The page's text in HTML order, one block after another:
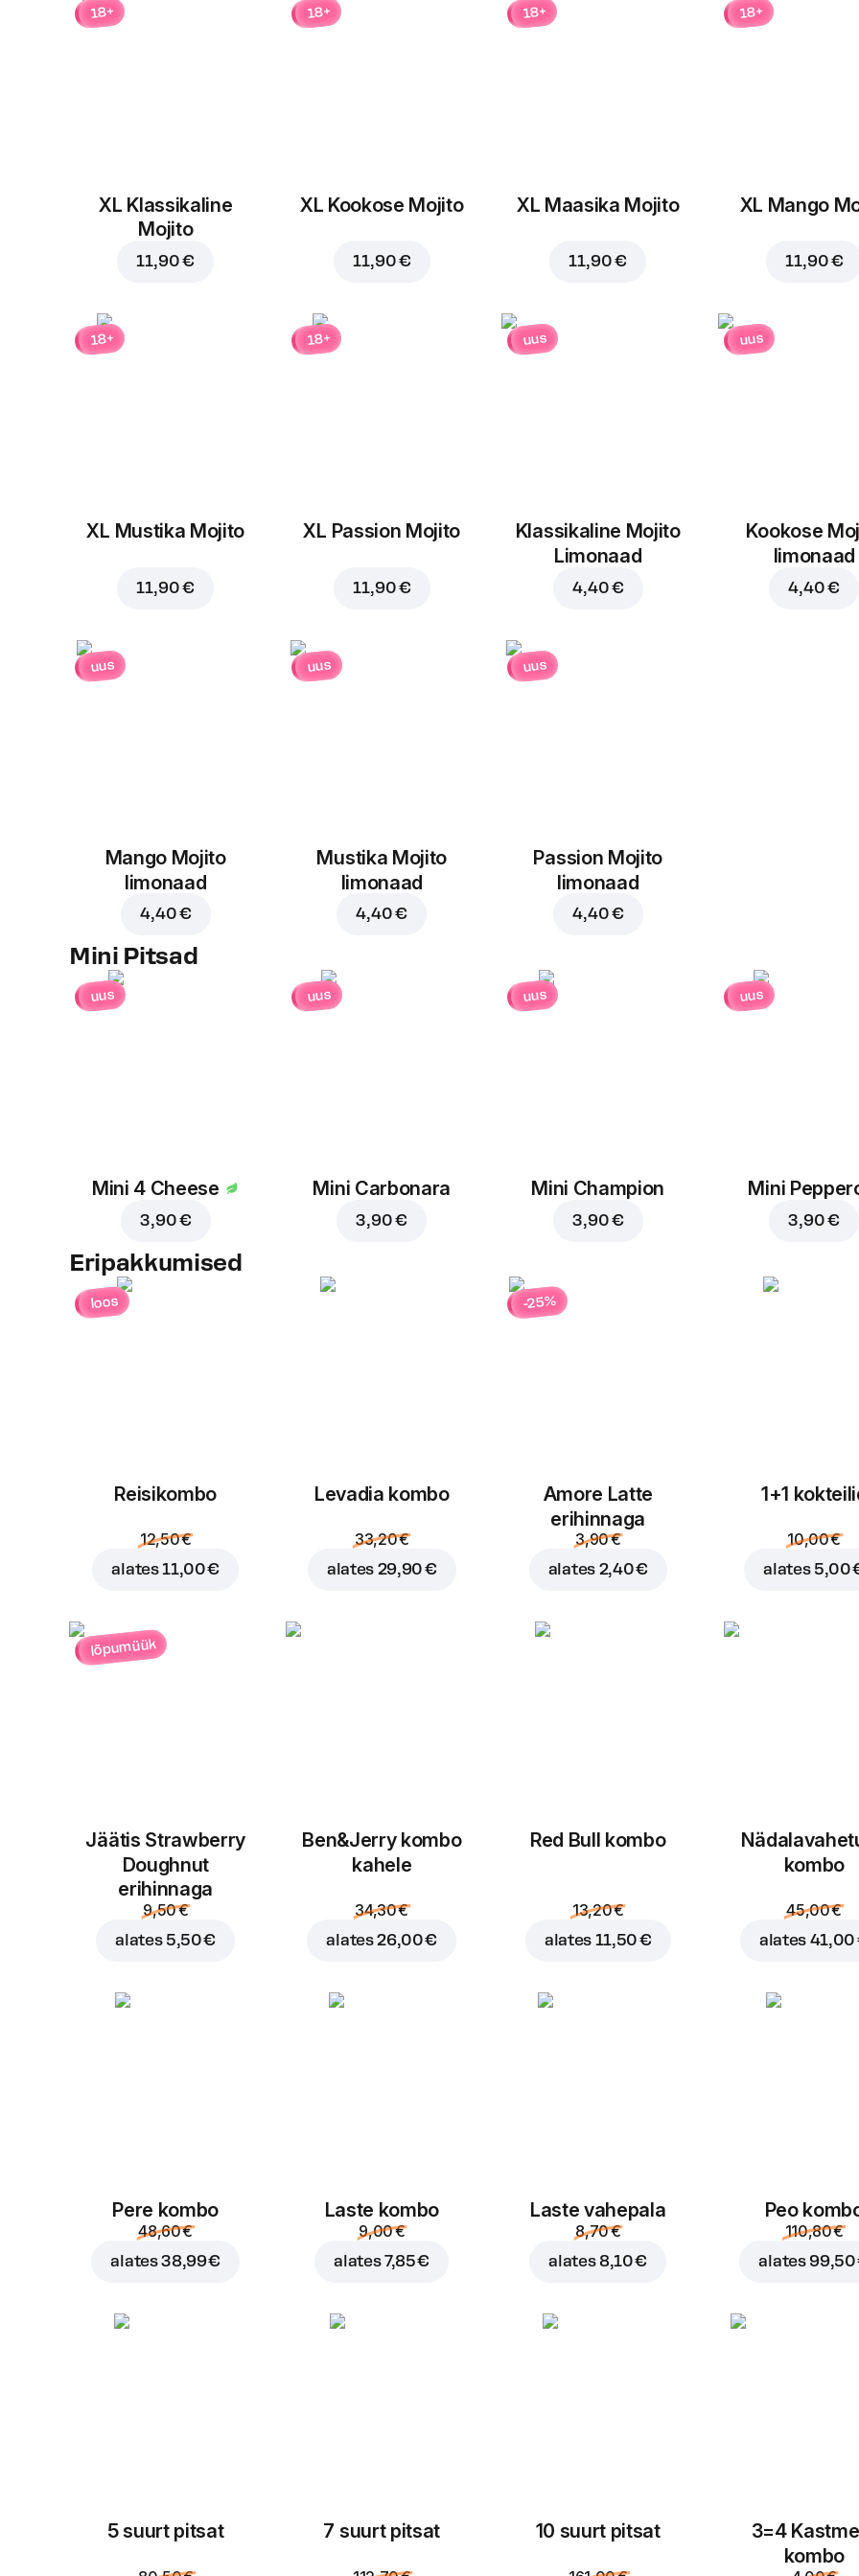
Lisa ostukorvi hinnaga
18+
XL Klassikaline
Mojito
11,90 €
18+
XL Kookose Mojito
11,90 €
18+
XL Maasika Mojito
11,90 €
18+
XL Mango
11,90 €
18+
XL Mustika Mojito
11,90 €
18+
XL Passion Mojito
11,90 €
uus
Klassikaline Mojito
Limonaad
4,40 €
uus
Kookose
limonaad
4,40 €
uus
Mango Mojito
limonaad
4,40 €
uus
Mustika Mojito
limonaad
4,40 €
uus
Passion Mojito
limonaad
4,40 €
Mini Pitsad
uus
Mini 4 Cheese
3,90 €
uus
Mini Carbonara
3,90 €
uus
Mini Champion
3,90 €
uus
Mini
3,90 €
Eripakkumised
loos
Reisikombo
12,50 €
alates11,00 €
Levadia kombo
33,20 €
alates 29,90 €
-25%
Amore Latte
erihinnaga
3,90 €
alates 2,40 €
1+1
10,00 €
alates 5,00
lõpumüük
Jäätis Strawberry
Doughnut
erihinnaga
9,50 €
alates 5,50 €
Ben&Jerry kombo
kahele
34,30 €
alates26,00 €
Red Bull kombo
13,20 €
alates 11,50 €
kombo
45,00 €
alates 41,00
Pere kombo
48,60 €
alates38,99 €
Laste kombo
9,00 €
alates7,85 €
Laste vahepala
8,70 €
alates 8,10 €
Peo
110,80 €
alates 99,50
5 suurt pitsat 7 suurt pitsat 10 suurt pitsat
3=4
kombo